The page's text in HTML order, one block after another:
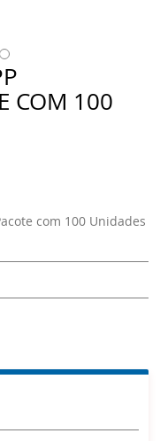
COM 100
com 100 Unidades